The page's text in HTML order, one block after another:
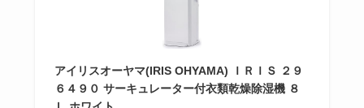
アイリスオーヤマ(IRIS OHYAMA) ＩＲＩＳ ２９
６４９０ サーキュレーター付衣類乾燥除湿機 ８